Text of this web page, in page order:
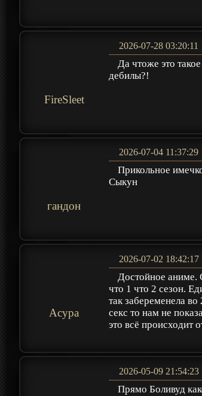
FireSleet
2026-07-28 03:20:11
Да чтоже это
дебилы?!
гандон
2026-07-04 11:37:29
Прикольное
Сыкун
Acypa
2026-07-02 18:42:17
Достойное аниме.
что 1 что 2 сезон.
так забеременела
секс то нам не
это всё происходит
2026-05-09 21:54:23
Прямо Боливуд